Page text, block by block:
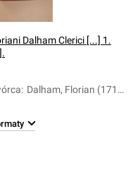
Dalham Clerici [...] 1.
: Dalham, Florian (1713-